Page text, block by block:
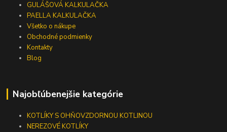
GULÁŠOVÁ KALKULAČKA
PAELLA KALKULAČKA
Všetko o nákupe
Obchodné podmienky
Kontakty
Blog
Najobľúbenejšie kategórie
KOTLÍKY S OHŇOVZDORNOU KOTLINOU
NEREZOVÉ KOTLÍKY